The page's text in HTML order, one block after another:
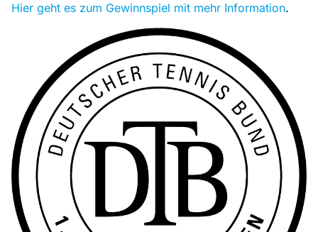
Hier geht es zum Gewinnspiel mit mehr Information.